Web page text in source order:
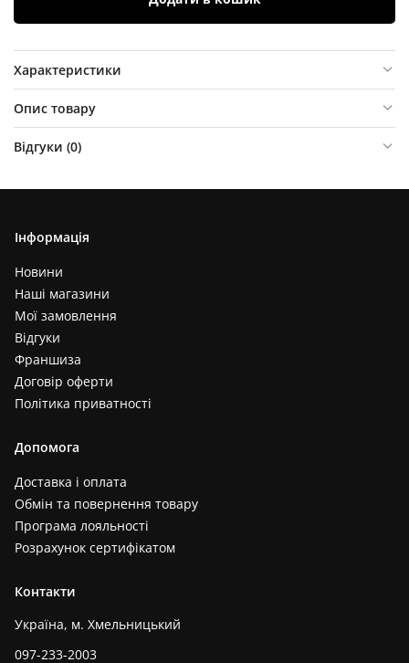
Характеристики
Опис товару
Відгуки (0)
Інформація
Новини
Наші магазини
Мої замовлення
Відгуки
Франшиза
Договір оферти
Політика приватності
Допомога
Доставка і оплата
Обмін та повернення товару
Програма лояльності
Розрахунок сертифікатом
Контакти
Україна, м. Хмельницький
097-233-2003